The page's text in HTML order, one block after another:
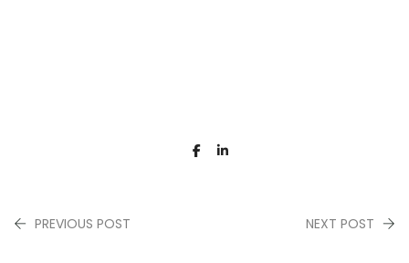
PREVIOUS POST NEXT POST